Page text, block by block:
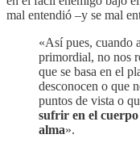
mal entendió –y se mal
«Así pues, cuando
primordial, no nos
que se basa en el
desconocen o que
puntos de vista o
sufrir en el
alma».